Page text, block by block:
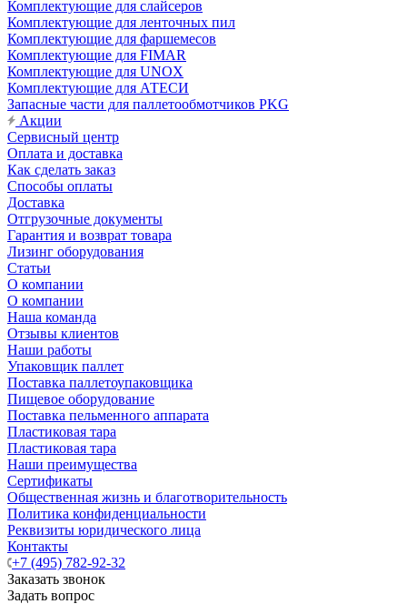
Комплектующие для слайсеров
Комплектующие для ленточных пил
Комплектующие для фаршемесов
Комплектующие для FIMAR
Комплектующие для UNOX
Комплектующие для АТЕСИ
Запасные части для паллетообмотчиков PKG
Акции
Сервисный центр
Оплата и доставка
Как сделать заказ
Способы оплаты
Доставка
Отгрузочные документы
Гарантия и возврат товара
Лизинг оборудования
Статьи
О компании
О компании
Наша команда
Отзывы клиентов
Наши работы
Упаковщик паллет
Поставка паллетоупаковщика
Пищевое оборудование
Поставка пельменного аппарата
Пластиковая тара
Пластиковая тара
Наши преимущества
Сертификаты
Общественная жизнь и благотворительность
Политика конфиденциальности
Реквизиты юридического лица
Контакты
+7 (495) 782-92-32
Заказать звонок
Задать вопрос